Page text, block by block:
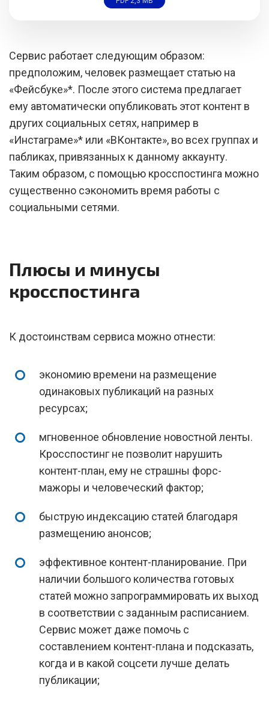
Сервис работает следующим образом:
предположим, человек размещает статью на
«Фейсбуке»*. После этого система предлагает
ему автоматически опубликовать этот контент в
других социальных сетях, например в
«Инстаграме»* или «ВКонтакте», во всех группах и
пабликах, привязанных к данному аккаунту.
Таким образом, с помощью кросспостинга можно
существенно сэкономить время работы с
социальными сетями.
Плюсы и минусы
кросспостинга
К достоинствам сервиса можно отнести:
экономию времени на размещение
одинаковых публикаций на разных
ресурсах;
мгновенное обновление новостной ленты.
Кросспостинг не позволит нарушить
контент-план, ему не страшны форс-
мажоры и человеческий фактор;
быструю индексацию статей благодаря
размещению анонсов;
эффективное контент-планирование. При
наличии большого количества готовых
статей можно запрограммировать их выход
в соответствии с заданным расписанием.
Сервис может даже помочь с
составлением контент-плана и подсказать,
когда и в какой соцсети лучше делать
публикации;